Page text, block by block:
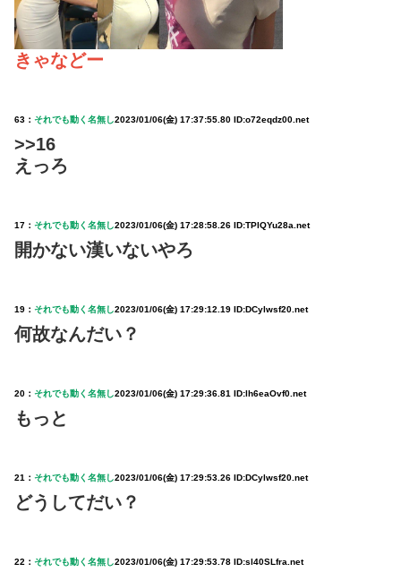
きゃなどー
63： それでも動く名無し2023/01/06(金) 17:37:55.80 ID:o72eqdz00.net
>>16
えっろ
17： それでも動く名無し2023/01/06(金) 17:28:58.26 ID:TPIQYu28a.net
開かない漢いないやろ
19： それでも動く名無し2023/01/06(金) 17:29:12.19 ID:DCylwsf20.net
何故なんだい？
20： それでも動く名無し2023/01/06(金) 17:29:36.81 ID:lh6eaOvf0.net
もっと
21： それでも動く名無し2023/01/06(金) 17:29:53.26 ID:DCylwsf20.net
どうしてだい？
22： それでも動く名無し2023/01/06(金) 17:29:53.78 ID:sl40SLfra.net